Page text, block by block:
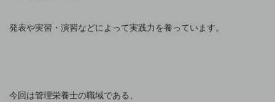
発表や実習・演習などによって実践力を養っています。
今回は管理栄養士の職域である、